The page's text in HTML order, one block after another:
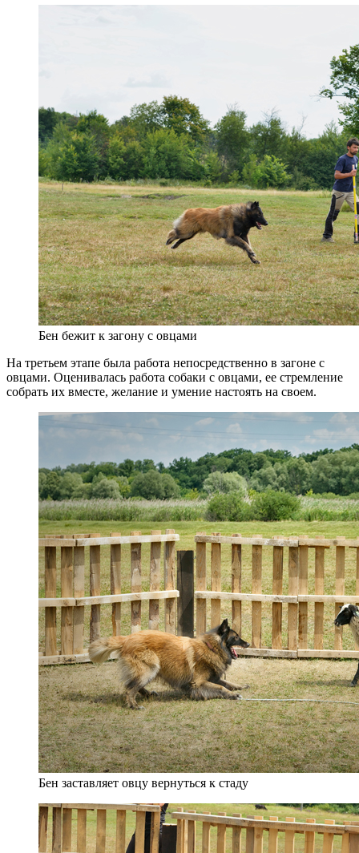
Бен бежит к загону с овцами
На третьем этапе была работа непосредственно в загоне с
овцами. Оценивалась работа собаки с овцами, ее стремление
собрать их вместе, желание и умение настоять на своем.
Бен заставляет овцу вернуться к стаду